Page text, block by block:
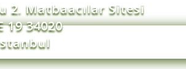
2. Matbaacılar Sitesi
19 34020